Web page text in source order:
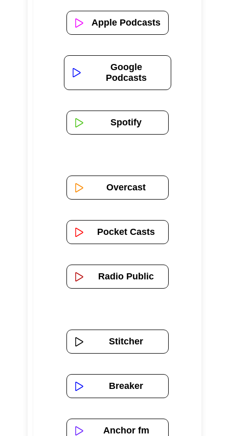
Apple Podcasts
Google
Podcasts
Spotify
Overcast
Pocket Casts
Radio Public
Stitcher
Breaker
Anchor fm